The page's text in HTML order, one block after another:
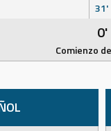
31'
0'
Comienzo